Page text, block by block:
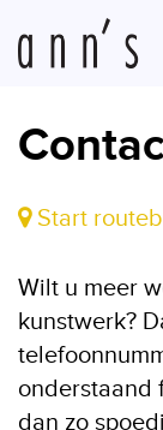
Start
Wilt u meer
kunstwerk?
onderstaand
dan zo